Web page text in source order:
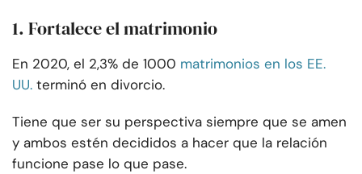
1. Fortalece el matrimonio
En 2020, el 2,3% de 1000 matrimonios en los EE.
UU. terminó en divorcio.
Tiene que ser su perspectiva siempre que se amen
y ambos estén decididos a hacer que la relación
funcione pase lo que pase.